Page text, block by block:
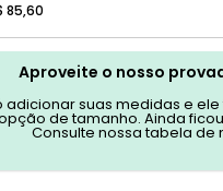
85,60
Aproveite o nosso
adicionar suas medidas e
de tamanho. Ainda
Consulte nossa tabela de